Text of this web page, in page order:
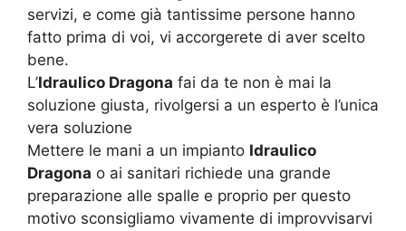
servizi, e come già tantissime persone hanno
fatto prima di voi, vi accorgerete di aver scelto
bene.
L’Idraulico Dragona fai da te non è mai la
soluzione giusta, rivolgersi a un esperto è l’unica
vera soluzione
Mettere le mani a un impianto Idraulico
Dragona o ai sanitari richiede una grande
preparazione alle spalle e proprio per questo
motivo sconsigliamo vivamente di improvvisarvi